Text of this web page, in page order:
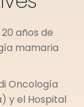
años de
mamaria
Oncología
y el Hospital